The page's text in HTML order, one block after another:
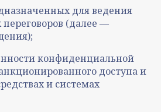
для ведения
(далее —
конфиденциальной
доступа и
и системах